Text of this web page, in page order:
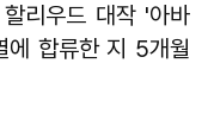
리우드 대작 '아바
합류한 지 5개월